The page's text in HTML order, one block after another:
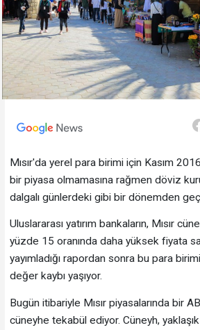
Mısır'da yerel para birimi için Kasım
bir piyasa olmamasına rağmen döviz
dalgalı günlerdeki gibi bir dönemden
Uluslararası yatırım bankaların, Mısır
yüzde 15 oranında daha yüksek fiyata
yayımladığı rapordan sonra bu para
değer kaybı yaşıyor.
Bugün itibariyle Mısır piyasalarında bir
cüneyhe tekabül ediyor. Cüneyh,